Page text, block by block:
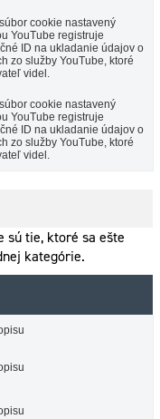
cookie nastavený
YouTube registruje
ID na ukladanie údajov o
zo služby YouTube, ktoré
videl.
cookie nastavený
YouTube registruje
ID na ukladanie údajov o
zo služby YouTube, ktoré
videl.
sú tie, ktoré sa ešte
kategórie.